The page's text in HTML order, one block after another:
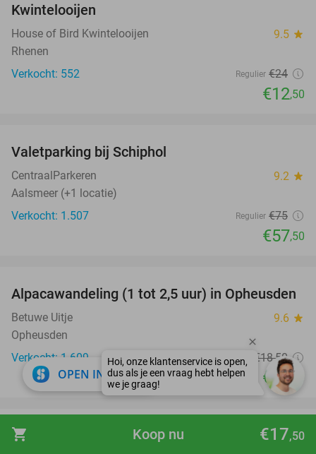
shopping_cart €17,50
Koop nu
Kwintelooijen
House of Bird Kwintelooijen 9.5 star
Rhenen
Verkocht: 552
Regulier €24
€12,50
Valetparking bij Schiphol
CentraalParkeren 9.2 star
Aalsmeer (+1 locatie)
Verkocht: 1.507
Regulier €75
€57,50
38%
Alpacawandeling (1 tot 2,5 uur) in Opheusden
Betuwe Uitje 9.6 star
Opheusden
Verkocht: 1.609
Regulier €18,50
€11,50
39%
Entree Sprookjesweken Kinderpretpark
OPEN IN APP close